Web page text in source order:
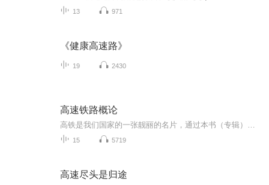
13 971
《健康高速路》
19 2430
高速铁路概论
15 5719
高速尽头是归途